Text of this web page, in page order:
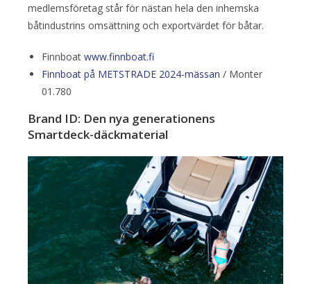
medlemsföretag står för nästan hela den inhemska
båtindustrins omsättning och exportvärdet för båtar.
Finnboat www.finnboat.fi
Finnboat på METSTRADE 2024-mässan / Monter
01.780
Brand ID: Den nya generationens
Smartdeck-däckmaterial